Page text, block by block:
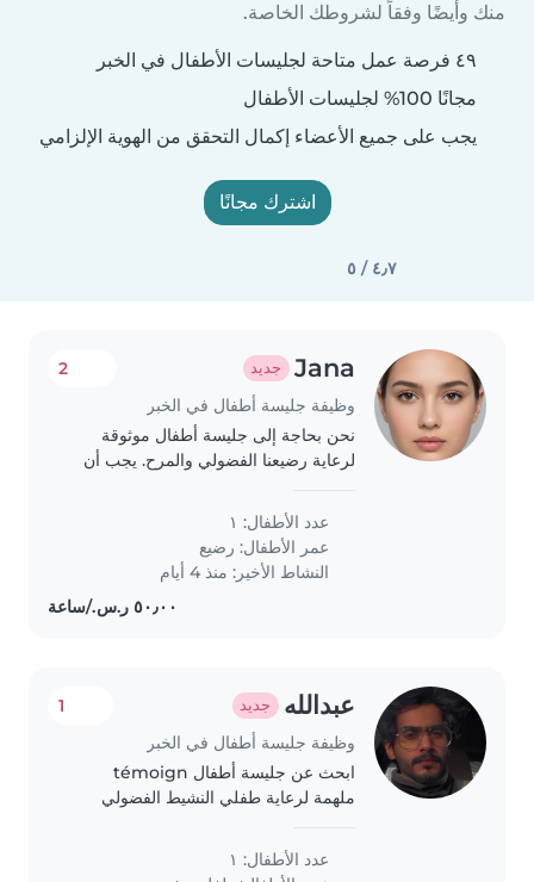
منك وأيضًا وفقاً لشروطك الخاصة.
٤٩ فرصة عمل متاحة لجليسات الأطفال في الخبر
مجانًا 100% لجليسات الأطفال
يجب على جميع الأعضاء إكمال التحقق من الهوية الإلزامي
اشترك مجانًا
٤٫٧ / ٥
Jana جديد
وظيفة جليسة أطفال في الخبر
2
نحن بحاجة إلى جليسة أطفال موثوقة
لرعاية رضيعنا الفضولي والمرح. يجب أن
المهام المنزلية البسيطة. نفضل شخص
يكون حذرا ولديه خبرة في التعامل مع
الرضع. يمكنكم..
عدد الأطفال: ١
عمر الأطفال: رضيع
النشاط الأخير: منذ 4 أيام
عبدالله جديد
وظيفة جليسة أطفال في الخبر
1
ابحث عن جليسة أطفال témoign
ملهمة لرعاية طفلي النشيط الفضولي
الجليسة مرتاحة مع المهام المنزلية
البسيطة. أتمنى التواصل لتقديم نبذة
عدد الأطفال: ١